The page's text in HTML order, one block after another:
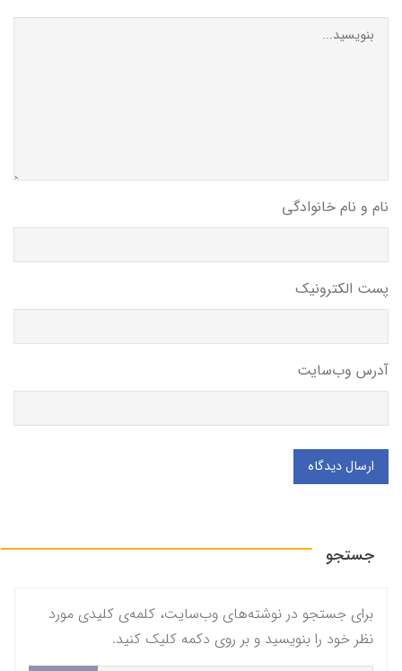
نام و نام خانوادگی
پست الکترونیک
آدرس وب‌سایت
ارسال دیدگاه
جستجو
برای جستجو در نوشته‌های وب‌سایت، کلمه‌ی کلیدی مورد
نظر خود را بنویسید و بر روی دکمه کلیک کنید.